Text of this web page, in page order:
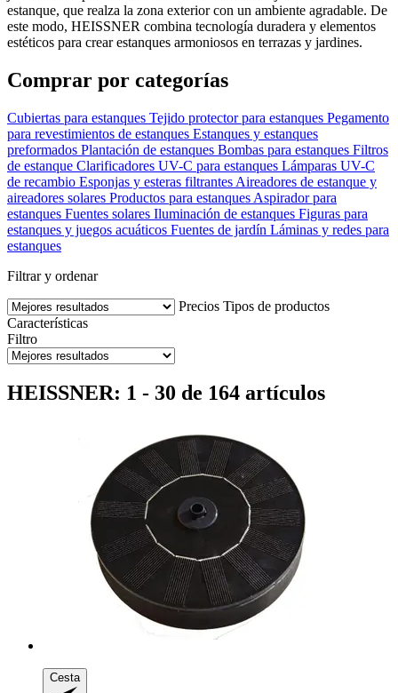
estanque, que realza la zona exterior con un ambiente agradable. De
este modo, HEISSNER combina tecnología duradera y elementos
estéticos para crear estanques armoniosos en terrazas y jardines.
Comprar por categorías
Cubiertas para estanques Tejido protector para estanques Pegamento
para revestimientos de estanques Estanques y estanques
preformados Plantación de estanques Bombas para estanques Filtros
de estanque Clarificadores UV-C para estanques Lámparas UV-C
de recambio Esponjas y esteras filtrantes Aireadores de estanque y
aireadores solares Productos para estanques Aspirador para
estanques Fuentes solares Iluminación de estanques Figuras para
estanques y juegos acuáticos Fuentes de jardín Láminas y redes para
estanques
Filtrar y ordenar
Precios Tipos de productos
Características
Filtro
HEISSNER: 1 - 30 de 164 artículos
Cesta